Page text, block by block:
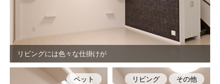
リビングには色々な仕掛けが
ペット リビング その他